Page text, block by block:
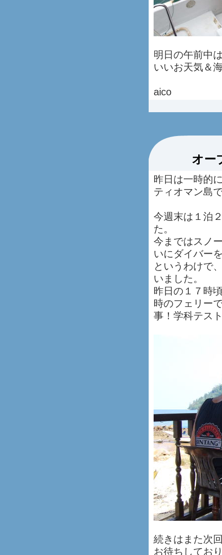
明日の午前中
いいお天気＆
aico
オー
昨日は一時的
ティオマン島
今週末は１泊
た。
今まではスノ
いにダイバー
というわけで
いました。
昨日の１７時
時のフェリー
事！学科テス
続きはまた次
お待ちしてお